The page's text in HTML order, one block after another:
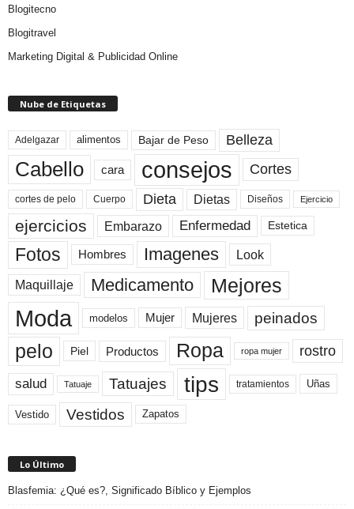
Blogitecno
Blogitravel
Marketing Digital & Publicidad Online
Nube de Etiquetas
Adelgazar alimentos Bajar de Peso Belleza
Cabello cara consejos Cortes
cortes de pelo Cuerpo Dieta Dietas Diseños Ejercicio
ejercicios Embarazo Enfermedad Estetica
Fotos Hombres Imagenes Look
Maquillaje Medicamento Mejores
Moda modelos Mujer Mujeres peinados
pelo Piel Productos Ropa ropa mujer rostro
salud Tatuaje Tatuajes tips tratamientos Uñas
Vestido Vestidos Zapatos
Lo Último
Blasfemia: ¿Qué es?, Significado Bíblico y Ejemplos